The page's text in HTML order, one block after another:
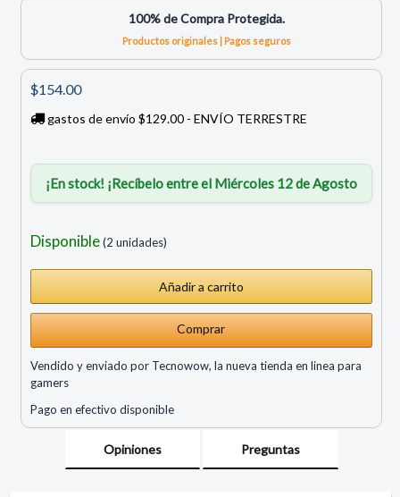
100% de Compra Protegida.
Productos originales | Pagos seguros
$154.00
gastos de envío $129.00 - ENVÍO TERRESTRE
¡En stock! ¡Recíbelo entre el Miércoles 12 de Agosto
Disponible(2 unidades)
Comprar
Vendido y enviado por Tecnowow, la nueva tienda en linea para
gamers
Pago en efectivo disponible
Opiniones Preguntas